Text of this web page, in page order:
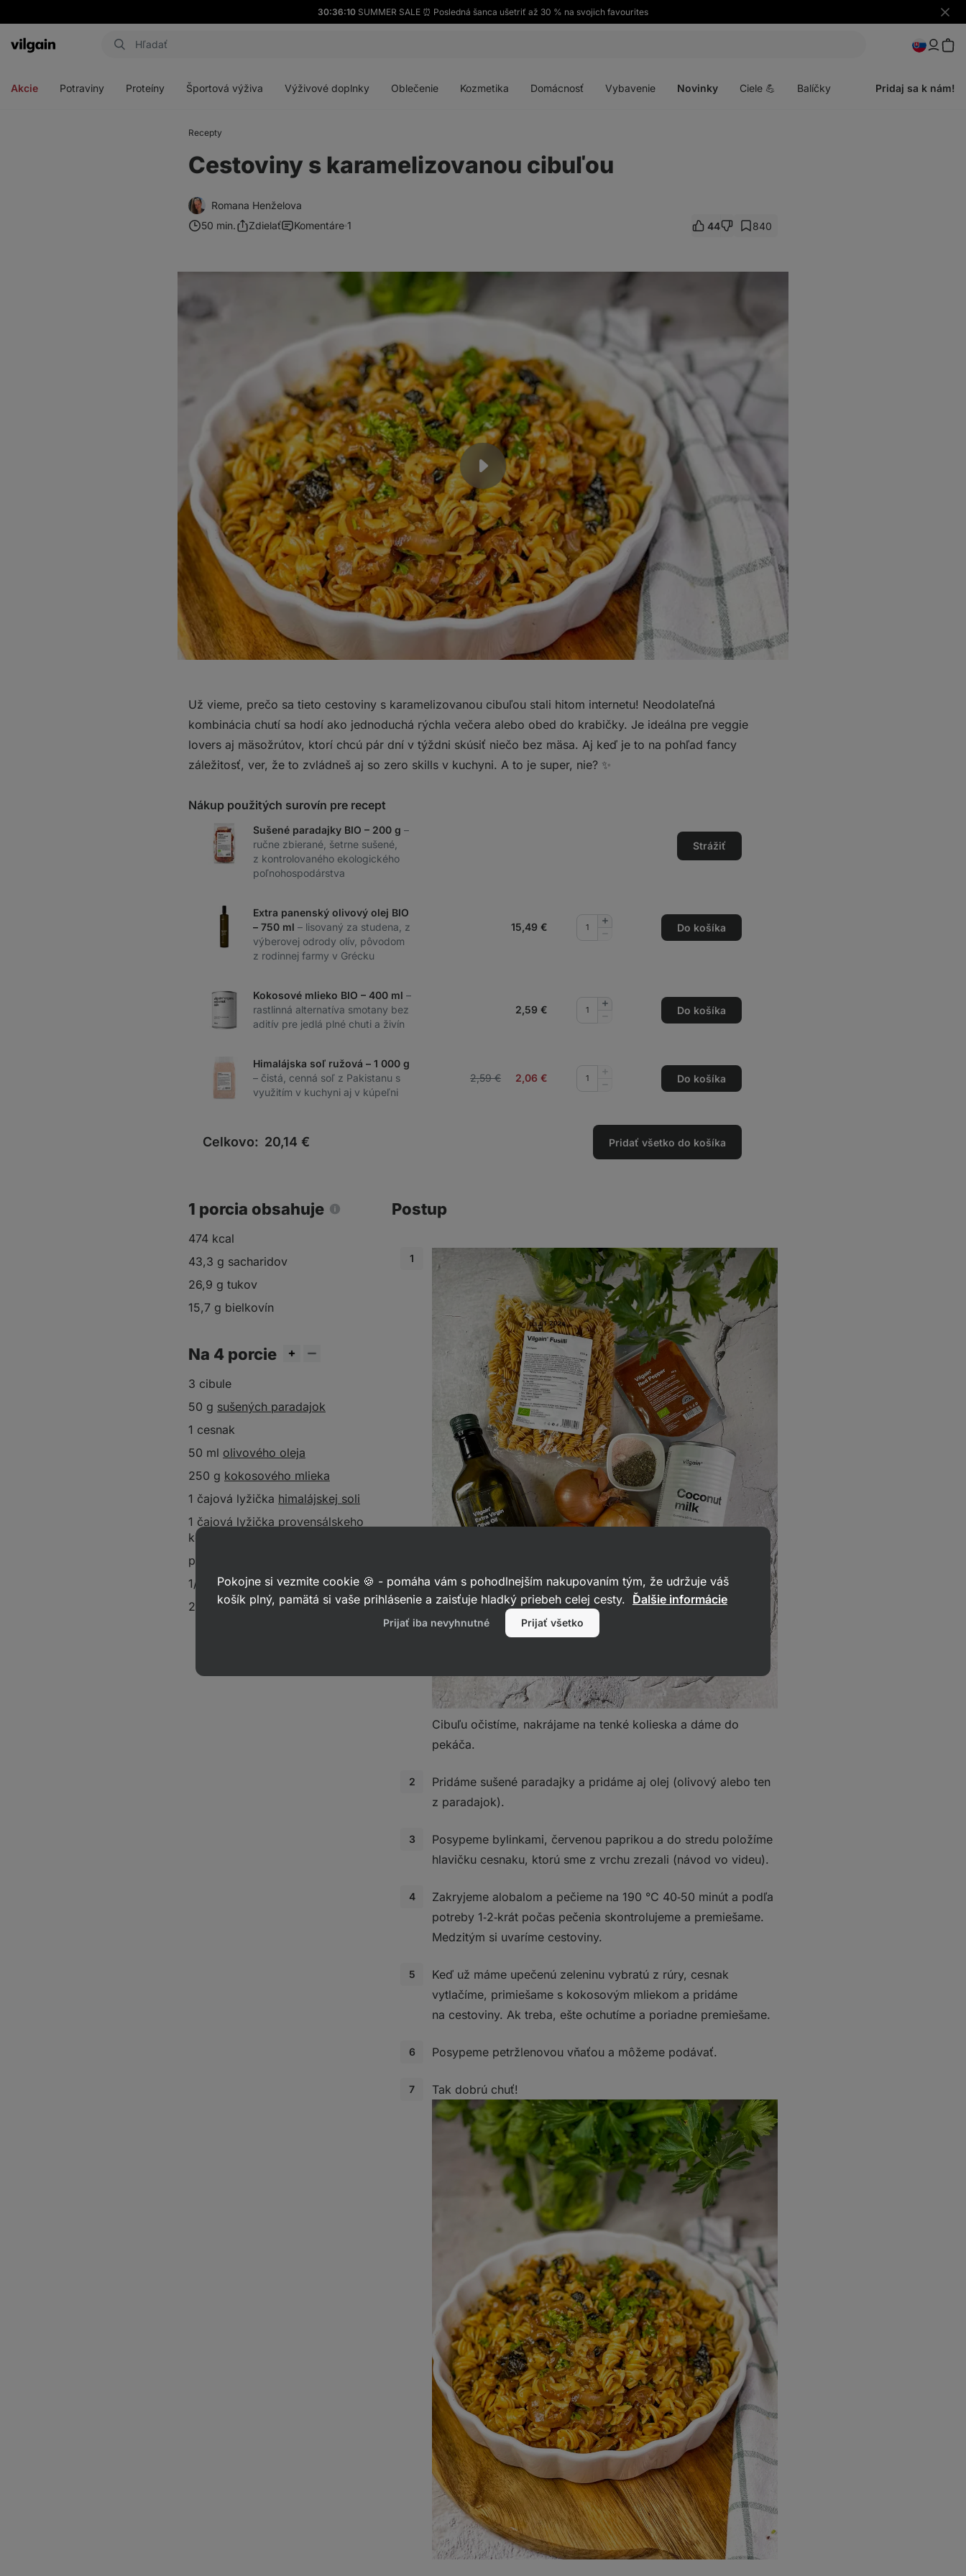
30:36:09 SUMMER SALE ⏰ Posledná šanca ušetriť až 30 % na svojich favourites
Skryť
Eshop
Akcie Potraviny Proteíny Športová výživa Výživové doplnky Oblečenie Kozmetika Domácnosť Vybavenie Novinky Ciele 💪 Balíčky Pridaj sa k nám!
Recepty
Cestoviny s karamelizovanou cibuľou
Romana Henželova
50 min.
Zdielať Komentáre 1 44 840
Už vieme, prečo sa tieto cestoviny s karamelizovanou cibuľou stali hitom internetu! Neodolateľná
kombinácia chutí sa hodí ako jednoduchá rýchla večera alebo obed do krabičky. Je ideálna pre veggie
lovers aj mäsožrútov, ktorí chcú pár dní v týždni skúsiť niečo bez mäsa. Aj keď je to na pohľad fancy
záležitosť, ver, že to zvládneš aj so zero skills v kuchyni. A to je super, nie? ✨
Nákup použitých surovín pre recept
Sušené paradajky BIO – 200 g –
ručne zbierané, šetrne sušené,
z kontrolovaného ekologického
poľnohospodárstva
Strážiť
Extra panenský olivový olej BIO
– 750 ml – lisovaný za studena, z
výberovej odrody olív, pôvodom
z rodinnej farmy v Grécku
15,49 €
Pridať
Do košíka
Kokosové mlieko BIO – 400 ml –
rastlinná alternatíva smotany bez
aditív pre jedlá plné chuti a živín
2,59 €
Pridať
Do košíka
Himalájska soľ ružová – 1 000 g
– čistá, cenná soľ z Pakistanu s
využitím v kuchyni aj v kúpeľni
2,59 € 2,06 €
Pridať
Do košíka
Celkovo: 20,14 € Pridať všetko do košíka
1 porcia obsahuje
474 kcal
43,3 g sacharidov
26,9 g tukov
15,7 g bielkovín
Na 4 porcie
3 cibule
50 g sušených paradajok
1 cesnak
50 ml olivového oleja
250 g kokosového mlieka
1 čajová lyžička himalájskej soli
1 čajová lyžička provensálskeho
korenia
petržlenová vňať
1/2 čajové lyžičky mletej papriky
250 g cícerových cestovín
Postup
Cibuľu očistíme, nakrájame na tenké kolieska a dáme do
pekáča.
Pridáme sušené paradajky a pridáme aj olej (olivový alebo ten
z paradajok).
Posypeme bylinkami, červenou paprikou a do stredu položíme
hlavičku cesnaku, ktorú sme z vrchu zrezali (návod vo videu).
Zakryjeme alobalom a pečieme na 190 °C 40‑50 minút a podľa
potreby 1‑2‑krát počas pečenia skontrolujeme a premiešame.
Medzitým si uvaríme cestoviny.
Keď už máme upečenú zeleninu vybratú z rúry, cesnak
vytlačíme, primiešame s kokosovým mliekom a pridáme
na cestoviny. Ak treba, ešte ochutíme a poriadne premiešame.
Posypeme petržlenovou vňaťou a môžeme podávať.
Tak dobrú chuť!
Pokojne si vezmite cookie 🍪 - pomáha vám s pohodlnejším nakupovaním tým, že udržuje váš
košík plný, pamätá si vaše prihlásenie a zaisťuje hladký priebeh celej cesty. Ďalšie informácie
Prijať iba nevyhnutné Prijať všetko